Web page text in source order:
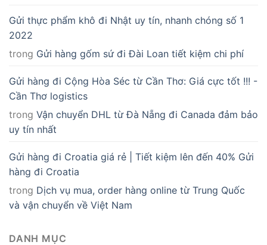
Gửi thực phẩm khô đi Nhật uy tín, nhanh chóng số 1
2022
trong Gửi hàng gốm sứ đi Đài Loan tiết kiệm chi phí
Gửi hàng đi Cộng Hòa Séc từ Cần Thơ: Giá cực tốt !!! -
Cần Thơ logistics
trong Vận chuyển DHL từ Đà Nẵng đi Canada đảm bảo
uy tín nhất
Gửi hàng đi Croatia giá rẻ | Tiết kiệm lên đến 40% Gửi
hàng đi Croatia
trong Dịch vụ mua, order hàng online từ Trung Quốc
và vận chuyển về Việt Nam
DANH MỤC